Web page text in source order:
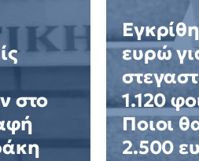
στο
ευρώ
1.120
Ποιοι
2.500